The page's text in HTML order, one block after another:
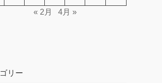
« 2月
4月 »
リー